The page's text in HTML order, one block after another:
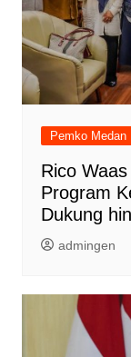
Pemko Medan
Rico
Program
Dukung
admingen